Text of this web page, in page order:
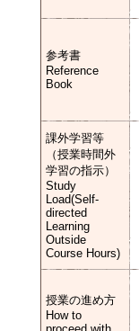
参考書
Reference
Book
課外学習等
（授業時間外
学習の指示）
Study
Load(Self-
directed
Learning
Outside
Course Hours)
授業の進め方
How to